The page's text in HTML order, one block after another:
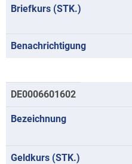
DE0006601602